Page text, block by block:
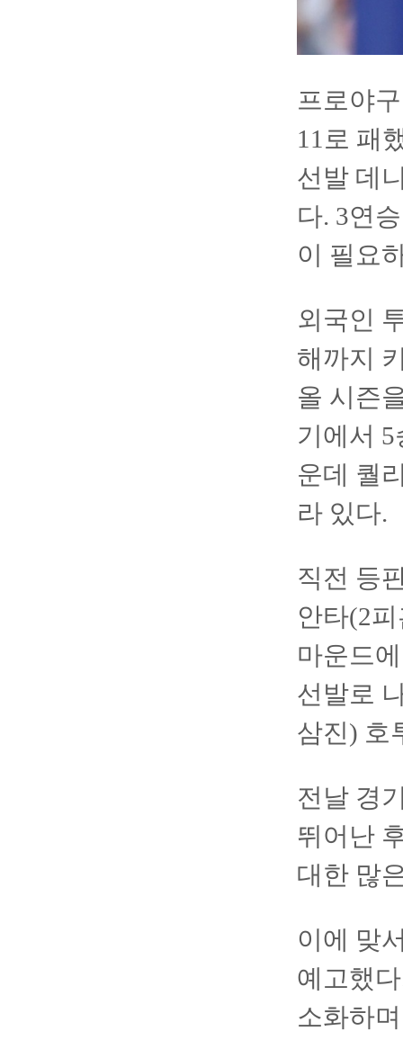
프로야
11로 패
선발 데
다. 3연
이 필요
외국인
해까지
올 시즌
기에서
운데 퀄
라 있다.
직전 등
안타(2
마운드
선발로
삼진) 호
전날 경
뛰어난
대한 많
이에 맞
예고했
소화하